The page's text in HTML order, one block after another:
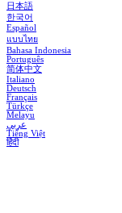
日本語
한국어
Español
แบบไทย
Bahasa Indonesia
Português
简体中文
Italiano
Deutsch
Français
Türkçe
Melayu
عربي
Tiếng Việt
हिंदी